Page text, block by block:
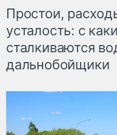
Простои,
усталость: с
сталкиваются
дальнобойщики